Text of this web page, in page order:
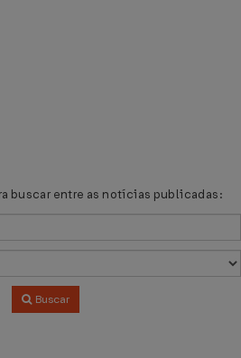
buscar entre as notícias publicadas:
Buscar